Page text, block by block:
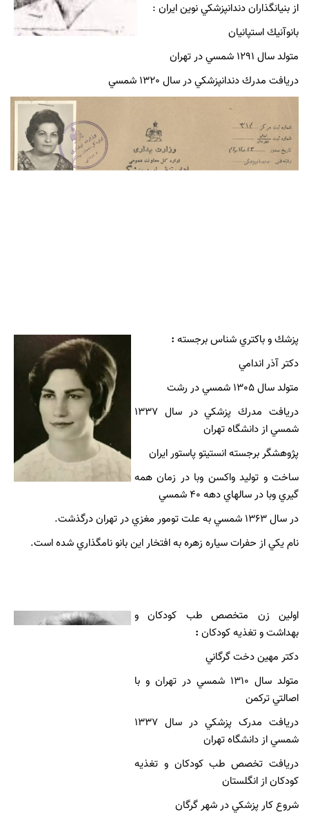
از بنيانگذاران دندانپزشكي نوين ايران :
بانوآنيك استپانيان
متولد سال 1291 شمسي در تهران
دريافت مدرك دندانپزشكي در سال 1320 شمسي
پزشك و باكتري شناس برجسته :
دكتر آذر اندامي
متولد سال 1305 شمسي در رشت
دريافت مدرك پزشكي در سال 1337
شمسي از دانشگاه تهران
پژوهشگر برجسته انستيتو پاستور ايران
ساخت و توليد واكسن وبا در زمان همه
گيري وبا در سالهاي دهه 40 شمسي
در سال 1363 شمسي به علت تومور مغزي در تهران درگذشت.
نام يكي از حفرات سياره زهره به افتخار اين بانو نامگذاري شده است.
اولين زن متخصص طب كودكان و
بهداشت و تغذيه كودكان :
دكتر مهين دخت گرگاني
متولد سال 1310 شمسي در تهران و با
اصالتي تركمن
دريافت مدرک پزشكي در سال 1337
شمسي از دانشگاه تهران
دريافت تخصص طب كودكان و تغذيه
كودكان از انگلستان
شروع كار پزشكي در شهر گرگان